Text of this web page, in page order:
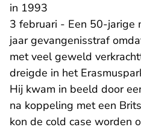
in 1993
3 februari - Een 50-jarige
jaar gevangenisstraf
met veel geweld
dreigde in het
Hij kwam in beeld door
na koppeling met een
kon de cold case worden